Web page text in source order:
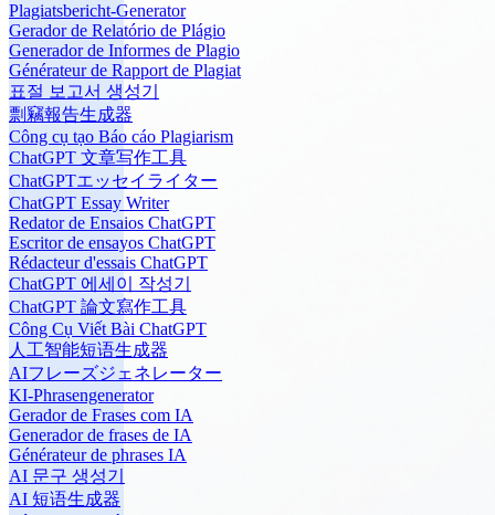
Plagiatsbericht-Generator
Gerador de Relatório de Plágio
Generador de Informes de Plagio
Générateur de Rapport de Plagiat
표절 보고서 생성기
剽竊報告生成器
Công cụ tạo Báo cáo Plagiarism
ChatGPT 文章写作工具
ChatGPTエッセイライター
ChatGPT Essay Writer
Redator de Ensaios ChatGPT
Escritor de ensayos ChatGPT
Rédacteur d'essais ChatGPT
ChatGPT 에세이 작성기
ChatGPT 論文寫作工具
Công Cụ Viết Bài ChatGPT
人工智能短语生成器
AIフレーズジェネレーター
KI-Phrasengenerator
Gerador de Frases com IA
Generador de frases de IA
Générateur de phrases IA
AI 문구 생성기
AI 短语生成器